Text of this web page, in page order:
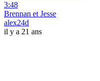
3:48
Brennan et Jesse
alex24d
il y a 21 ans